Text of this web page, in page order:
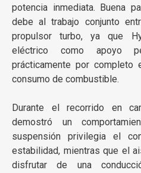
potencia inmediata. Buena
debe al trabajo conjunto
propulsor turbo, ya que
eléctrico como apoyo
prácticamente por
consumo de combustible.
Durante el recorrido en
demostró un
suspensión privilegia el
estabilidad, mientras que el
disfrutar de una